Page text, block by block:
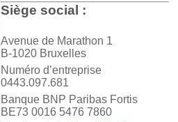
Siège social :
Avenue de Marathon 1
B-1020 Bruxelles
Numéro d’entreprise
0443.097.681
Banque BNP Paribas Fortis
BE73 0016 5476 7860